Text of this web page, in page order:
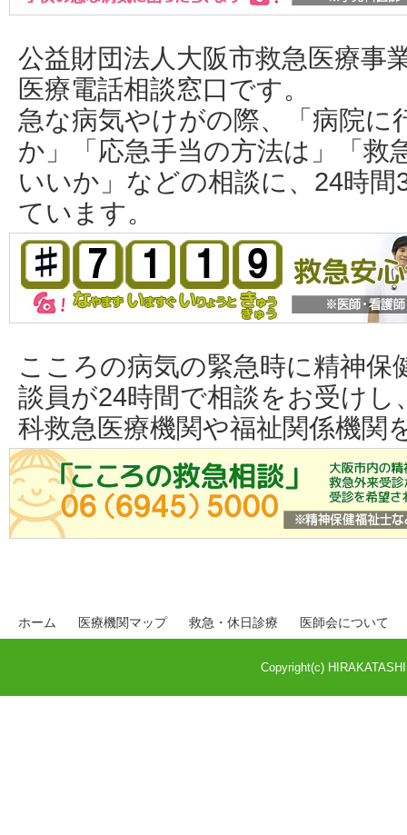
公益財団法人大阪市救急医療事
医療電話相談窓口です。
急な病気やけがの際、「病院に
か」「応急手当の方法は」「救
いいか」などの相談に、24時間
ています。
こころの病気の緊急時に精神保
談員が24時間で相談をお受けし
科救急医療機関や福祉関係機関
ホーム 医療機関マップ 救急・休日診療 医師会について
Copyright(c)